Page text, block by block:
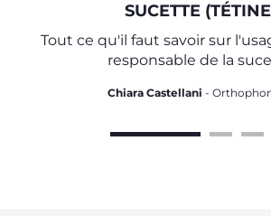
SUCETTE
Tout ce qu'il faut savoir sur
responsable de la
Chiara Castellani -